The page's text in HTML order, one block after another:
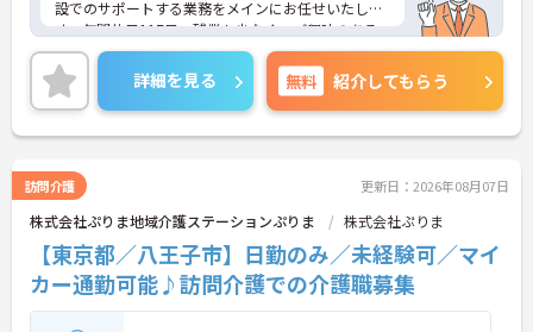
設でのサポートする業務をメインにお任せいたしま
す。年間休日117日、残業も少なく、ご興味のある
方には、面接対策ポイントなど、さらに詳細をお話
しいたしますのでお気軽にご相談ください！
詳細を見る 無料 紹介してもらう
訪問介護 更新日：2026年08月07日
株式会社ぷりま地域介護ステーションぷりま 株式会社ぷりま
【東京都／八王子市】日勤のみ／未経験可／マイ
カー通勤可能♪訪問介護での介護職募集